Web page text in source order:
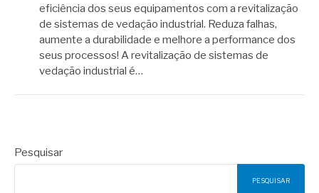
eficiência dos seus equipamentos com a revitalização
de sistemas de vedação industrial. Reduza falhas,
aumente a durabilidade e melhore a performance dos
seus processos! A revitalização de sistemas de
vedação industrial é…
Pesquisar
PESQUISAR